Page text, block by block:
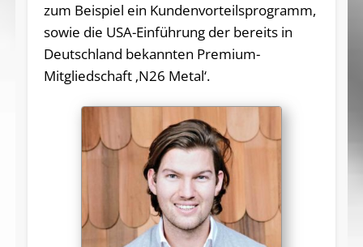
zum Beispiel ein Kundenvorteilsprogramm,
sowie die USA-Einführung der bereits in
Deutschland bekannten Premium-
Mitgliedschaft ‚N­26 Metal‘.